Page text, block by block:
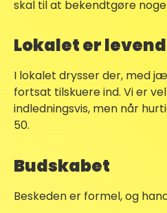
skal til at bekendtgøre
Lokalet er
I lokalet drysser der, med
fortsat tilskuere ind. Vi er
indledningsvis, men når
50.
Budskabet
Beskeden er formel, og